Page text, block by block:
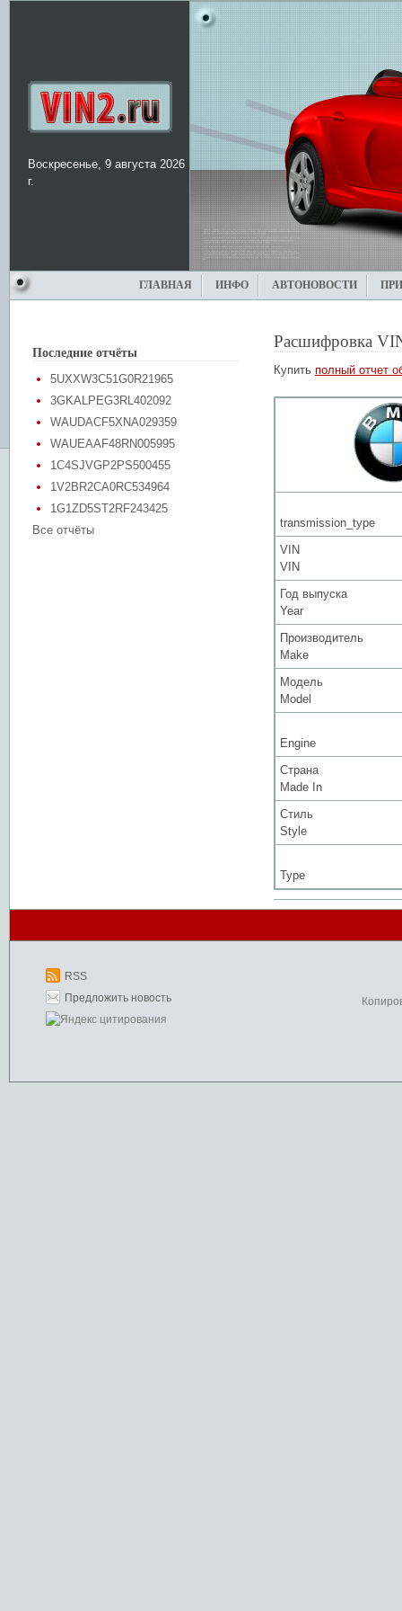
Воскресенье, 9 августа 2026
г.
ГЛАВНАЯ ИНФО АВТОНОВОСТИ
Последние отчёты
5UXXW3C51G0R21965
3GKALPEG3RL402092
WAUDACF5XNA029359
WAUEAAF48RN005995
1C4SJVGP2PS500455
1V2BR2CA0RC534964
1G1ZD5ST2RF243425
Все отчёты
Расшифровка
Купить полный отчет
transmission_type
VIN
VIN
Год выпуска
Year
Производитель
Make
Модель
Model
Engine
Страна
Made In
Стиль
Style
Type
RSS
Предложить новость